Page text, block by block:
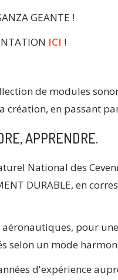
GEANTE !
ICI !
de modules
création, en passant
APPRENDRE.
National des
DURABLE, en
aéronautiques, pour
selon un mode
d'expérience